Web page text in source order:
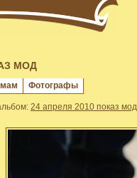
МОД
Фотографы
24 апреля 2010 показ мод